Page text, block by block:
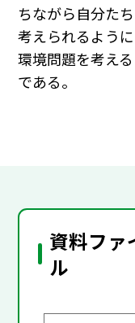
ちながら自分た
考えられるよう
環境問題を考え
である。
資料ファ
ル